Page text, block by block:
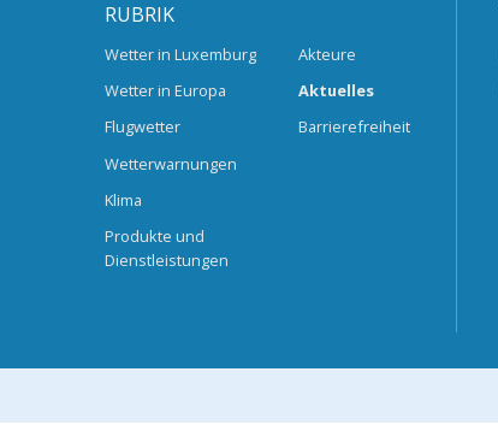
RUBRIK
Wetter in Luxemburg
Wetter in Europa
Flugwetter
Wetterwarnungen
Klima
Produkte und
Dienstleistungen
Akteure
Aktuelles
Barrierefreiheit